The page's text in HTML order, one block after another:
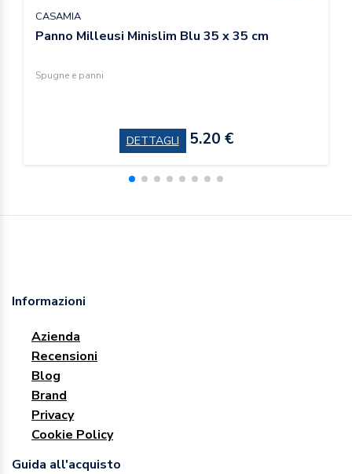
CASAMIA
Panno Milleusi Minislim Blu 35 x 35 cm
Spugne e panni
DETTAGLI 5.20 €
Informazioni
Azienda
Recensioni
Blog
Brand
Privacy
Cookie Policy
Guida all'acquisto